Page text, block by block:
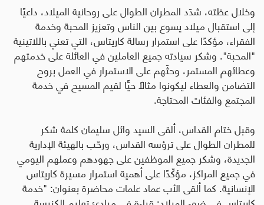
وخلال عظته، شدّد المطران الطوال على روحانية الميلاد، داعيًا
إلى استقبال ميلاد يسوع بين الناس وتعزيز المحبة وخدمة
الفقراء، مؤكدًا على استمرار رسالة كاريتاس، التي تعني باللاتينية
"المحبة". وشكر سيادته جميع العاملين في العائلة على خدمتهم
وعطائهم المستمر، وحثّهم على الاستمرار في العمل بروح
التضامن والعطاء ليكونوا مثالاً حيًّا لقيم المسيح في خدمة
المجتمع والفئات المحتاجة.
وقبل ختام القداس، ألقى السيد وائل سليمان كلمة شكر
للمطران الطوال على ترؤسه القداس، ورحّب بالهيئة الإدارية
الجديدة، وشكر جميع الموظفين على جهودهم وعملهم اليومي
في جميع المراكز، مؤكّدًا على أهمية استمرار مسيرة كاريتاس
الإنسانية. كما ألقى الأب عماد علمات محاضرة بعنوان: "خدمة